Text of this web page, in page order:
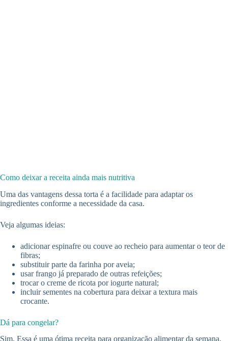
Como deixar a receita ainda mais nutritiva
Uma das vantagens dessa torta é a facilidade para adaptar os
ingredientes conforme a necessidade da casa.
Veja algumas ideias:
adicionar espinafre ou couve ao recheio para aumentar o teor de
fibras;
substituir parte da farinha por aveia;
usar frango já preparado de outras refeições;
trocar o creme de ricota por iogurte natural;
incluir sementes na cobertura para deixar a textura mais
crocante.
Dá para congelar?
Sim. Essa é uma ótima receita para organização alimentar da semana.